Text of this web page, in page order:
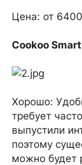
Цена: от
Cookoo
Хорошо:
требует
выпустили
поэтому
можно будет